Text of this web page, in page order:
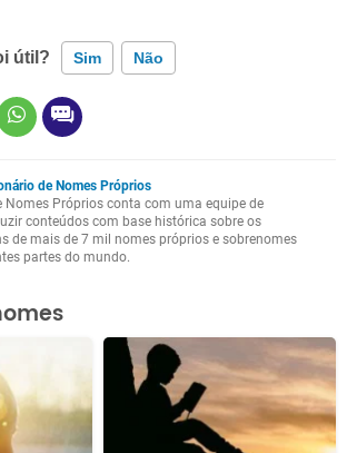
útil? Sim Não
informação incorreta
de Nomes Próprios
Nomes Próprios conta com uma equipe de
conteúdos com base histórica sobre os
de mais de 7 mil nomes próprios e sobrenomes
partes do mundo.